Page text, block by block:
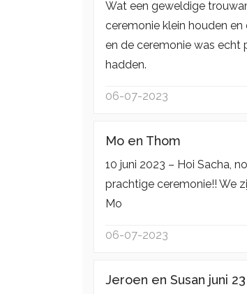
Wat een geweldige
ceremonie klein houden
en de ceremonie was echt
hadden.
06-07-2023
Mo en Thom
10 juni 2023 – Hoi Sacha,
prachtige ceremonie!! We
Mo
06-07-2023
Jeroen en Susan juni 23